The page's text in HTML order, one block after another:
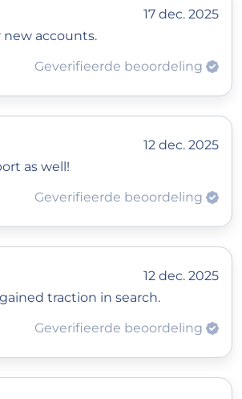
17 dec. 2025
new accounts.
Geverifieerde beoordeling
12 dec. 2025
as well!
Geverifieerde beoordeling
12 dec. 2025
traction in search.
Geverifieerde beoordeling